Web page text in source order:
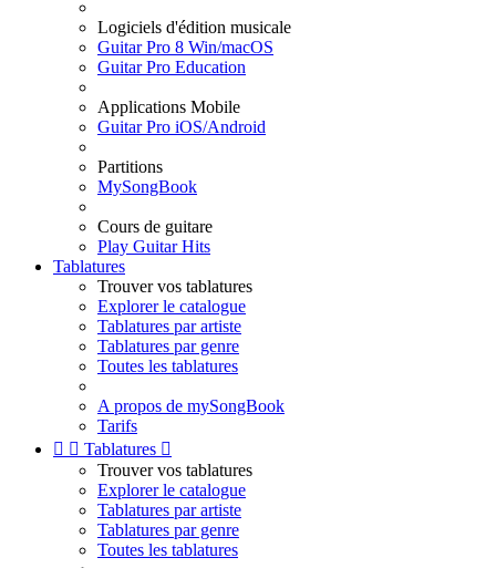
Logiciels d'édition musicale
Guitar Pro 8 Win/macOS
Guitar Pro Education
Applications Mobile
Guitar Pro iOS/Android
Partitions
MySongBook
Cours de guitare
Play Guitar Hits
Tablatures
Trouver vos tablatures
Explorer le catalogue
Tablatures par artiste
Tablatures par genre
Toutes les tablatures
A propos de mySongBook
Tarifs
  Tablatures 
Trouver vos tablatures
Explorer le catalogue
Tablatures par artiste
Tablatures par genre
Toutes les tablatures